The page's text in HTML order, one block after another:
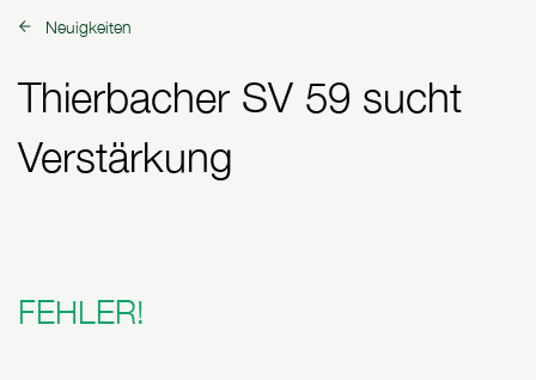
zurück zu:
Neuigkeiten
Thierbacher SV 59 sucht
Verstärkung
FEHLER!